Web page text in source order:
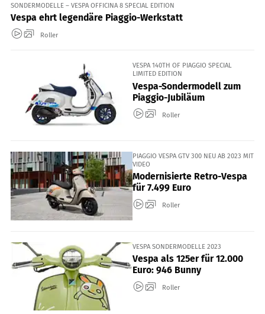
SONDERMODELLE – VESPA OFFICINA 8 SPECIAL EDITION
Vespa ehrt legendäre Piaggio-Werkstatt
Roller
VESPA 140TH OF PIAGGIO SPECIAL
LIMITED EDITION
Vespa-Sondermodell zum
Piaggio-Jubiläum
Roller
PIAGGIO VESPA GTV 300 NEU AB 2023 MIT
VIDEO
Modernisierte Retro-Vespa
für 7.499 Euro
Roller
VESPA SONDERMODELLE 2023
Vespa als 125er für 12.000
Euro: 946 Bunny
Roller